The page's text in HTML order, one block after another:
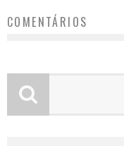
COMENTÁRIOS